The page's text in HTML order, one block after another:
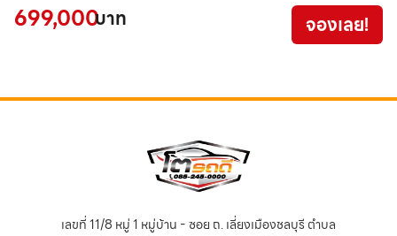
699,000บาท จองเลย!
เลขที่ 11/8 หมู่ 1 หมู่บ้าน - ซอย ถ. เลี่ยงเมืองชลบุรี ตำบล